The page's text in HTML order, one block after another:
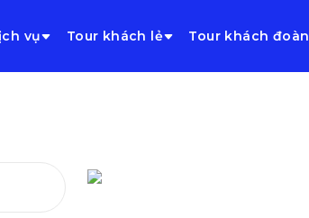
vụ Tour khách lẻ Tour khách đoàn